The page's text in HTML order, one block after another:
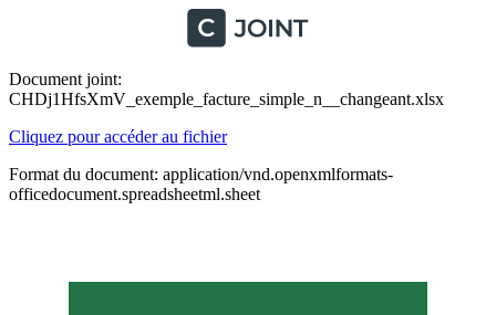
Document joint:
CHDj1HfsXmV_exemple_facture_simple_n__changeant.xlsx
Cliquez pour accéder au fichier
Format du document: application/vnd.openxmlformats-
officedocument.spreadsheetml.sheet